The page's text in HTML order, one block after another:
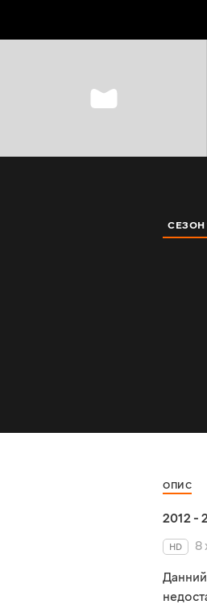
СЕЗОН
ОПИС
2012 -
HD
8
Данний